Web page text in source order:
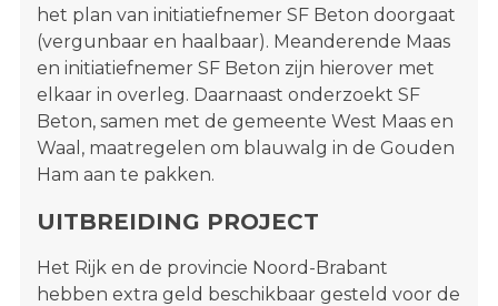
het plan van initiatiefnemer SF Beton doorgaat
(vergunbaar en haalbaar). Meanderende Maas
en initiatiefnemer SF Beton zijn hierover met
elkaar in overleg. Daarnaast onderzoekt SF
Beton, samen met de gemeente West Maas en
Waal, maatregelen om blauwalg in de Gouden
Ham aan te pakken.
UITBREIDING PROJECT
Het Rijk en de provincie Noord-Brabant
hebben extra geld beschikbaar gesteld voor de